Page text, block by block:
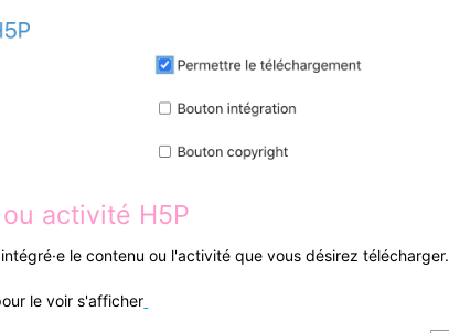
activité H5P
le contenu ou l'activité que vous désirez télécharger.
le voir s'afficher